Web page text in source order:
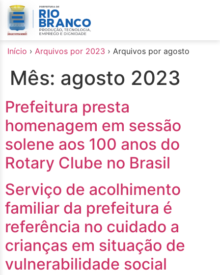
conteúdo
Início › Arquivos por 2023 › Arquivos por agosto
Mês: agosto 2023
Prefeitura presta
homenagem em sessão
solene aos 100 anos do
Rotary Clube no Brasil
Serviço de acolhimento
familiar da prefeitura é
referência no cuidado a
crianças em situação de
vulnerabilidade social